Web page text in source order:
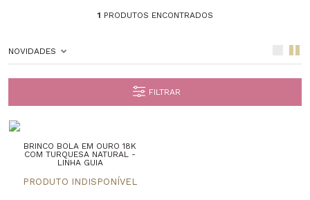
1 PRODUTOS ENCONTRADOS
NOVIDADES
FILTRAR
BRINCO BOLA EM OURO 18K
COM TURQUESA NATURAL -
LINHA GUIA